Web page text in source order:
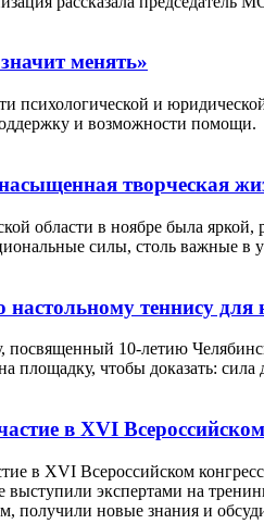
менять»
психологической и
и возможности помощи.
творческая
области в ноябре была
силы, столь важные в
теннису для
посвященный 10-летию
чтобы доказать: сила
в XVI Всероссийском
XVI Всероссийском
экспертами на
новые знания и